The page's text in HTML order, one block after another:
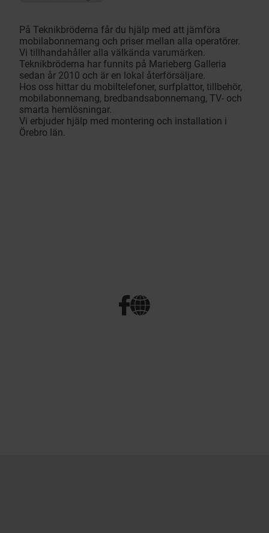
På Teknikbröderna får du hjälp med att jämföra
mobilabonnemang och priser mellan alla operatörer.
Vi tillhandahåller alla välkända varumärken.
Teknikbröderna har funnits på Marieberg Galleria
sedan år 2010 och är en lokal återförsäljare.
Hos oss hittar du mobiltelefoner, surfplattor, tillbehör,
mobilabonnemang, bredbandsabonnemang, TV- och
smarta hemlösningar.
Vi erbjuder hjälp med montering och installation i
Örebro län.